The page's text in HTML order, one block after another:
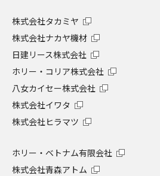
株式会社タカミヤ
株式会社ナカヤ機材
日建リース株式会社
ホリー・コリア株式会社
八女カイセー株式会社
株式会社イワタ
株式会社ヒラマツ
ホリー・ベトナム有限会社
株式会社青森アトム